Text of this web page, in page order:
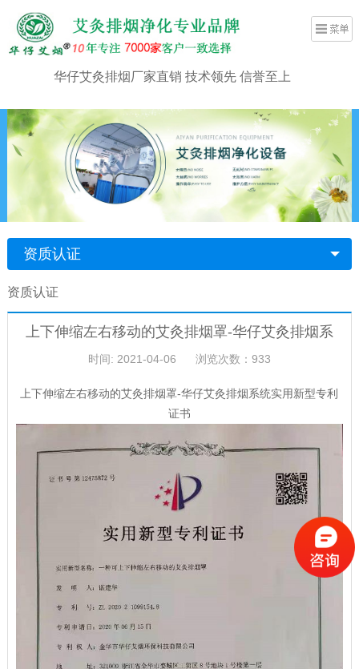
华仔艾灸排烟厂家直销 技术领先 信誉至上
资质认证
资质认证
上下伸缩左右移动的艾灸排烟罩-华仔艾灸排烟系
时间: 2021-04-06 浏览次数： 933
上下伸缩左右移动的艾灸排烟罩-华仔艾灸排烟系统实用新型专利
证书